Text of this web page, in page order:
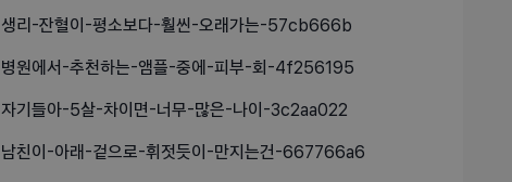
생리-잔혈이-평소보다-훨씬-오래가는-57cb666b
병원에서-추천하는-앰플-중에-피부-회-4f256195
자기들아-5살-차이면-너무-많은-나이-3c2aa022
남친이-아래-겉으로-휘젓듯이-만지는건-667766a6